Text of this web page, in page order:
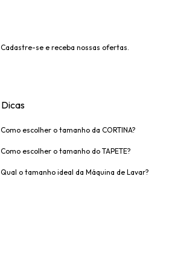
Cadastre-se e receba nossas ofertas.
Dicas
Como escolher o tamanho da CORTINA?
Como escolher o tamanho do TAPETE?
Qual o tamanho ideal da Máquina de Lavar?